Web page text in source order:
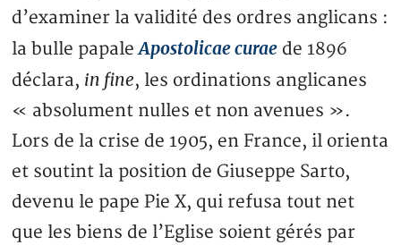
d’examiner la validité des ordres anglicans :
la bulle papaleApostolicae curae de 1896
déclara, in fine, les ordinations anglicanes
« absolument nulles et non avenues ».
Lors de la crise de 1905, en France, il orienta
et soutint la position de Giuseppe Sarto,
devenu le pape Pie X, qui refusa tout net
que les biens de l’Eglise soient gérés par